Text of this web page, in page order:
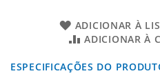
ADICIONAR À
ADICIONAR À
ESPECIFICAÇÕES DO